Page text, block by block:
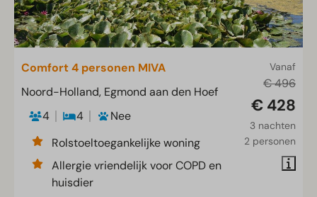
Vanaf
€ 496
€ 428
3 nachten
2 personen
Comfort 4 personen MIVA
Noord-Holland, Egmond aan den Hoef
4
4
Nee
Rolstoeltoegankelijke woning
Allergie vriendelijk voor COPD en
huisdier